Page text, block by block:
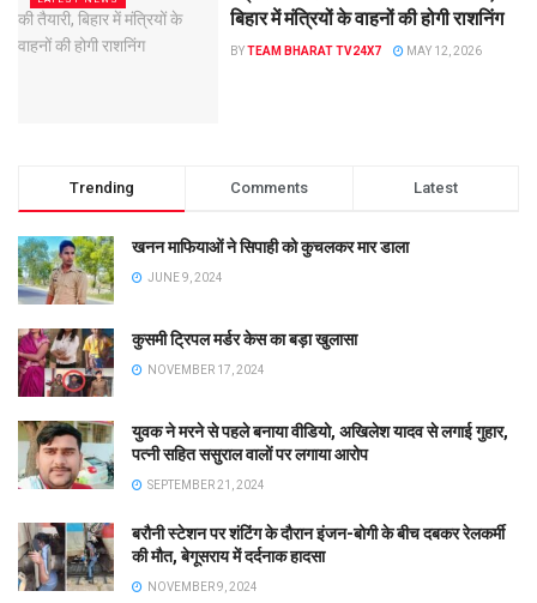
बिहार में मंत्रियों के वाहनों की होगी राशनिंग
BYTEAM BHARAT TV24X7 MAY 12, 2026
Trending Comments Latest
खनन माफियाओं ने सिपाही को कुचलकर मार डाला
JUNE 9, 2024
कुसमी ट्रिपल मर्डर केस का बड़ा खुलासा
NOVEMBER 17, 2024
युवक ने मरने से पहले बनाया वीडियो, अखिलेश यादव से लगाई गुहार,
पत्नी सहित ससुराल वालों पर लगाया आरोप
SEPTEMBER 21, 2024
बरौनी स्टेशन पर शंटिंग के दौरान इंजन-बोगी के बीच दबकर रेलकर्मी
की मौत, बेगूसराय में दर्दनाक हादसा
NOVEMBER 9, 2024